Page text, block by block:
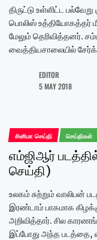
திருட்டு உள்ளிட்ட
பொலிஸ் உத்தியோகத்தர்
மேலும் தெரிவித்தனர்.
வைத்தியசாலையில்
EDITOR
5 MAY 2018
சினிமா செய்தி செய்திகள்
எம்ஜிஆர்
செய்தி)
உலகம் சுற்றும் வாலிபன்
இரண்டாம் பாகமாக
அறிவித்தார். சில
இப்போது அந்த படத்தை,